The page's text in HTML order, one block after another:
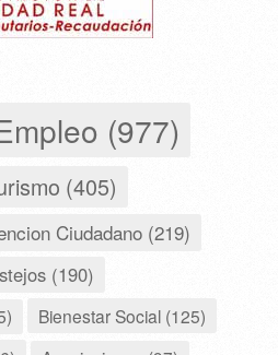
(977)
(405)
Ciudadano (219)
(190)
Bienestar Social (125)